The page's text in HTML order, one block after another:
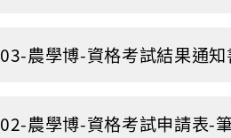
03-農學博-資格考試結果通
02-農學博-資格考試申請表-